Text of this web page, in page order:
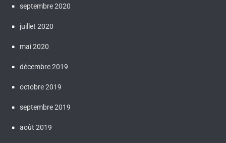
septembre 2020
juillet 2020
mai 2020
décembre 2019
octobre 2019
septembre 2019
août 2019